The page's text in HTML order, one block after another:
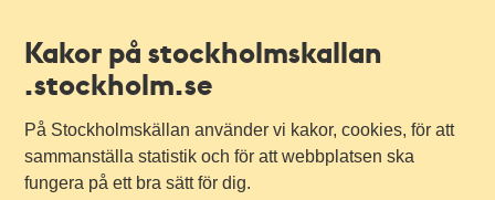
Kakor på stockholmskallan
.stockholm.se
På Stockholmskällan använder vi kakor, cookies, för att
sammanställa statistik och för att webbplatsen ska
fungera på ett bra sätt för dig.